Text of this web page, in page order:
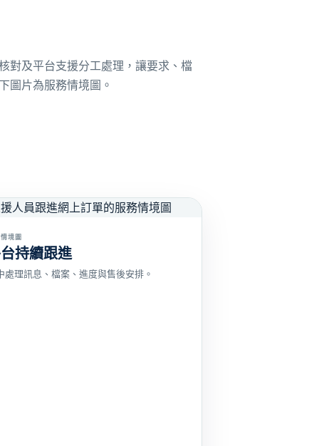
對及平台支援分工處理，讓要求、檔
圖片為服務情境圖。
境圖
持續跟進
處理訊息、檔案、進度與售後安排。